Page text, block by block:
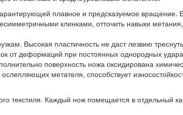
плавное и предсказуемое вращение.
клинками, отточить навыки метания,
Высокая пластичность не даст лезвию
от деформаций при постоянных однородных
поверхность ножа оксидирована
метателя, способствует
текстиля. Каждый нож помещается в отдельный